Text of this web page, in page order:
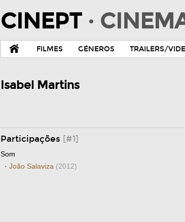
CINEPT ·
FILMES GÉNEROS TRAILERS/
Isabel Martins
Participações [#1]
Som
· João Salaviza (2012)